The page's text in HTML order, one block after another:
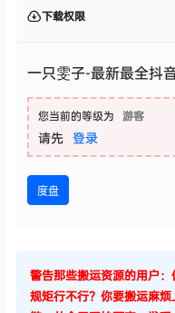
下载权限
一只雯子-最新最全抖
您当前的等级为 游客
请先 登录
度盘
警告那些搬运资源的用户
规矩行不行？你要搬运麻